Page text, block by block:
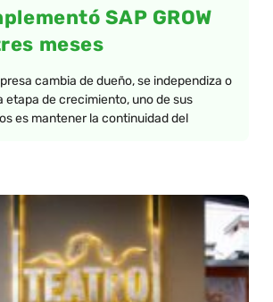
SAP GROW
meses
cambia de dueño, se independiza o
etapa de crecimiento, uno de sus
es mantener la continuidad del